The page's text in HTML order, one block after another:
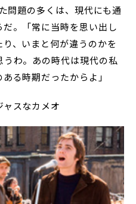
問題の多くは、現代にも通
。「常に当時を思い出し
、いまと何が違うのかを
わ。あの時代は現代の私
る時期だったからよ」
スなカメオ